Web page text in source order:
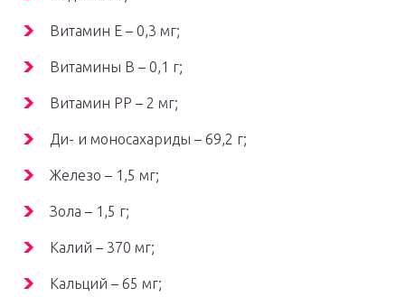
Витамин Е – 0,3 мг;
Витамины В – 0,1 г;
Витамин РР – 2 мг;
Ди- и моносахариды – 69,2 г;
Железо – 1,5 мг;
Зола – 1,5 г;
Калий – 370 мг;
Кальций – 65 мг;